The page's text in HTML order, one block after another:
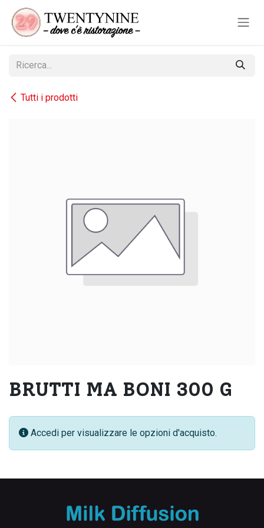
Passa al contenuto
Tutti i prodotti
BRUTTI MA BONI 300 G
Accedi per visualizzare le opzioni d'acquisto.